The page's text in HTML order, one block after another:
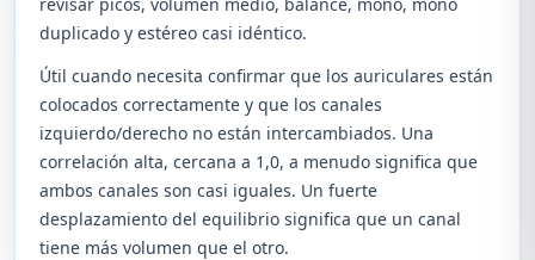
duplicado y estéreo casi idéntico.
Útil cuando necesita confirmar que los auriculares están
colocados correctamente y que los canales
izquierdo/derecho no están intercambiados. Una
correlación alta, cercana a 1,0, a menudo significa que
ambos canales son casi iguales. Un fuerte
desplazamiento del equilibrio significa que un canal
tiene más volumen que el otro.